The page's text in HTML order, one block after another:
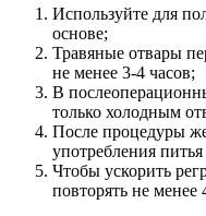
Используйте для
основе;
Травяные отвары
не менее 3-4 часов;
В
только холодным
После процедуры
употребления
Чтобы ускорить
повторять не менее